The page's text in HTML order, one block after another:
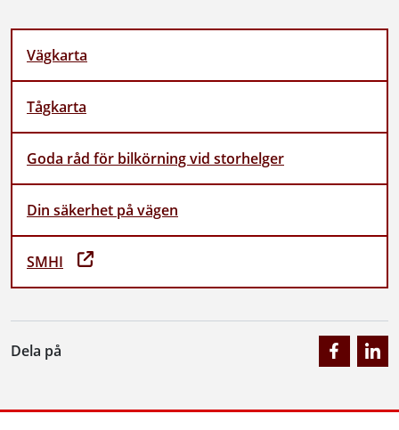
Vägkarta
Tågkarta
Goda råd för bilkörning vid storhelger
Din säkerhet på vägen
SMHI
Dela på